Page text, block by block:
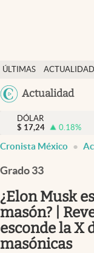
ÚLTIMAS
NOTICIAS
ACTUALIDAD
Actualidad
Actualidad
Finanzas y economía
Dólar y mercados
Pc y celular
Vida y estilo
DÓLAR
$ 17,24 0.18%
Cronista México
Grado 33
¿Elon Musk
masón? |
esconde la X
masónicas